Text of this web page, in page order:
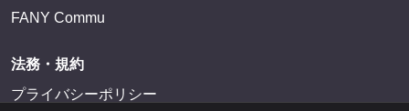
FANY Commu
法務・規約
プライバシーポリシー